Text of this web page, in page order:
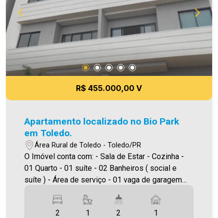
bem como alteração dos preços e imagens.
Fotos meramente ilustrativas.
R$ 455.000,00 V
Apartamento localizado no Bio Park
em Toledo.
Área Rural de Toledo - Toledo/PR
O Imóvel conta com: - Sala de Estar - Cozinha -
01 Quarto - 01 suíte - 02 Banheiros ( social e
suíte ) - Área de serviço - 01 vaga de garagem
hoje uma das maiores carteiras de imóveis
administrados da cidade, atuando com excelência
2 1 2 1